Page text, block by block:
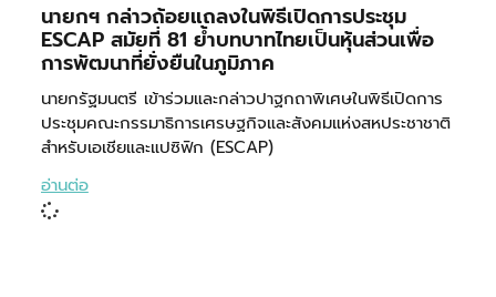
นายกฯ กล่าวถ้อยแถลงในพิธีเปิดการประชุม
ESCAP สมัยที่ 81 ย้ำบทบาทไทยเป็นหุ้นส่วนเพื่อ
การพัฒนาที่ยั่งยืนในภูมิภาค
นายกรัฐมนตรี เข้าร่วมและกล่าวปาฐกถาพิเศษในพิธีเปิดการ
ประชุมคณะกรรมาธิการเศรษฐกิจและสังคมแห่งสหประชาชาติ
สำหรับเอเชียและแปซิฟิก (ESCAP)
อ่านต่อ